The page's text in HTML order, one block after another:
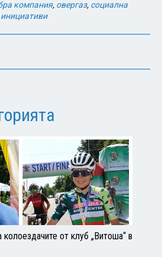
компания, овергаз, социална
от клуб „Витоша“ в